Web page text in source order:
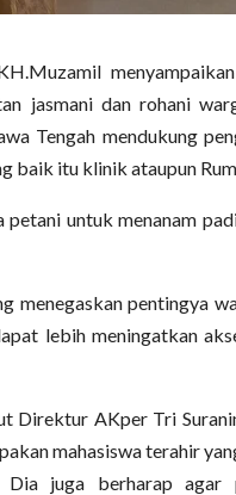
jasmani dan rohani
Tengah mendukung
baik itu klinik ataupun
untuk menanam
menegaskan pentingya
lebih meningatkan
Direktur AKper Tri
mahasiswa terahir
juga berharap agar